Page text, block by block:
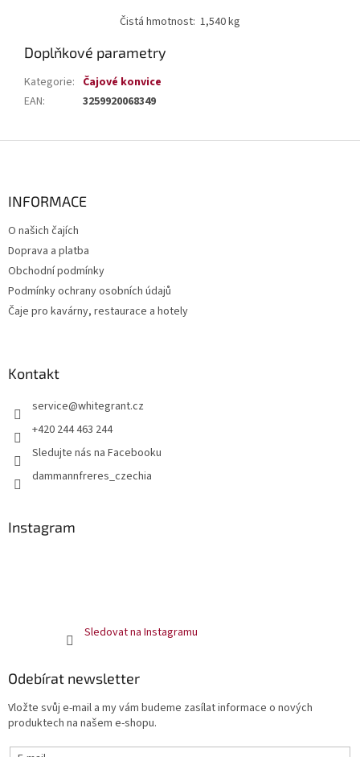
Čistá hmotnost: 1,540 kg
Doplňkové parametry
Kategorie: Čajové konvice
EAN: 3259920068349
INFORMACE
O našich čajích
Doprava a platba
Obchodní podmínky
Podmínky ochrany osobních údajů
Čaje pro kavárny, restaurace a hotely
Kontakt
service@whitegrant.cz
+420 244 463 244
Sledujte nás na Facebooku
dammannfreres_czechia
Instagram
Sledovat na Instagramu
Odebírat newsletter
Vložte svůj e-mail a my vám budeme zasílat informace o nových
produktech na našem e-shopu.